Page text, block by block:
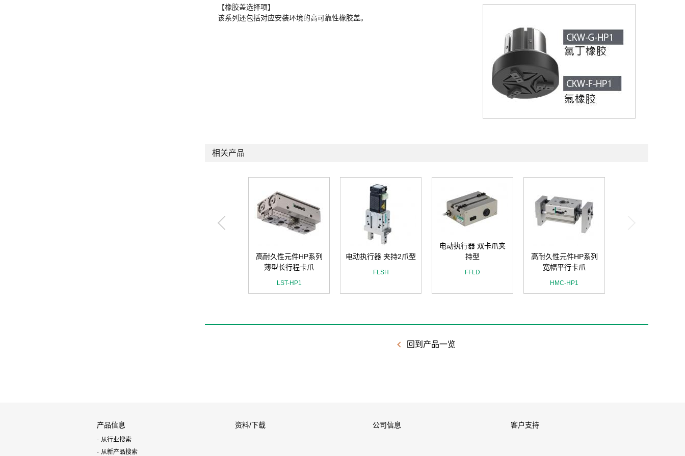
【橡胶盖选择项】
该系列还包括对应安装环境的高可靠性橡胶盖。
相关产品
高耐久性元件HP系列
薄型长行程卡爪
LST-HP1
电动执行器 夹持2爪型
FLSH
电动执行器 双卡爪夹
持型
FFLD
高耐久性元件HP系列
宽幅平行卡爪
HMC-HP1
回到产品一览
产品信息
从行业搜索
从新产品搜索
资料/下载 公司信息 客户支持